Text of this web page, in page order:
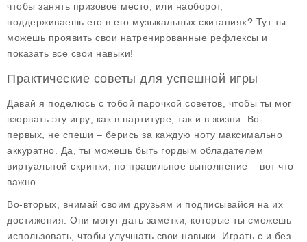
чтобы занять призовое место, или наоборот,
поддерживаешь его в его музыкальных скитаниях? Тут ты
можешь проявить свои натренированные рефлексы и
показать все свои навыки!
Практические советы для успешной игры
Давай я поделюсь с тобой парочкой советов, чтобы ты мог
взорвать эту игру; как в партитуре, так и в жизни. Во-
первых, не спеши – берись за каждую ноту максимально
аккуратно. Да, ты можешь быть гордым обладателем
виртуальной скрипки, но правильное выполнение – вот что
важно.
Во-вторых, внимай своим друзьям и подписывайся на их
достижения. Они могут дать заметки, которые ты сможешь
использовать, чтобы улучшать свои навыки. Играть с и без